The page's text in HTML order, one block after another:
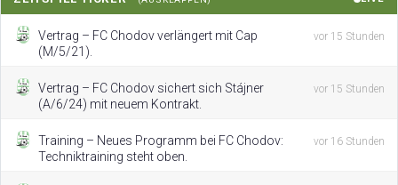
Vertrag – FC Chodov verlängert mit Cap
(M/5/21).
vor 15 Stunden
Vertrag – FC Chodov sichert sich Stájner
(A/6/24) mit neuem Kontrakt.
vor 15 Stunden
Training – Neues Programm bei FC Chodov:
Techniktraining steht oben.
vor 16 Stunden